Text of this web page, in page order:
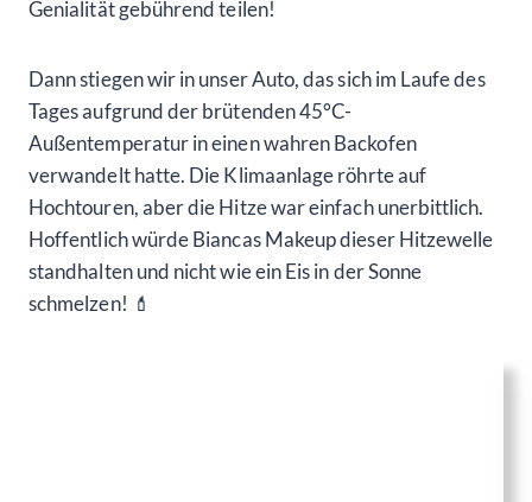
Im Hotel angekommen, hatten wir noch ein bisschen
Zeit, bevor es zur Kirche ging. Patrick und Stefan
nutzten die Gelegenheit, um sich am Pool zu
entspannen und ein paar Sonnenstrahlen einzufangen,
während wir „Mädels“ uns in Nadines Zimmer
zurückzogen, um unsere atemberaubenden Frisuren
und das makellose Make-up zu bewundern.